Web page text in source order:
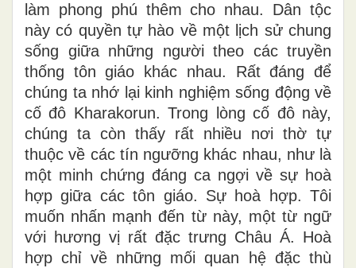
làm phong phú thêm cho nhau. Dân tộc
này có quyền tự hào về một lịch sử chung
sống giữa những người theo các truyền
thống tôn giáo khác nhau. Rất đáng để
chúng ta nhớ lại kinh nghiệm sống động về
cố đô Kharakorun. Trong lòng cố đô này,
chúng ta còn thấy rất nhiều nơi thờ tự
thuộc về các tín ngưỡng khác nhau, như là
một minh chứng đáng ca ngợi về sự hoà
hợp giữa các tôn giáo. Sự hoà hợp. Tôi
muốn nhấn mạnh đến từ này, một từ ngữ
với hương vị rất đặc trưng Châu Á. Hoà
hợp chỉ về những mối quan hệ đặc thù